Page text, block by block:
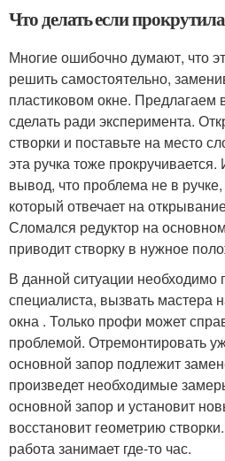
Что делать если
Многие ошибочно думают, что
решить самостоятельно,
пластиковом окне. Предлагаем
сделать ради эксперимента.
створки и поставьте на место
эта ручка тоже
вывод, что проблема не в
который отвечает на
Сломался редуктор на
приводит створку в нужное
В данной ситуации необходимо
специалиста, вызвать мастера
окна . Только профи может
проблемой. Отремонтировать
основной запор подлежит
произведет необходимые
основной запор и установит
восстановит геометрию
работа занимает где-то час.